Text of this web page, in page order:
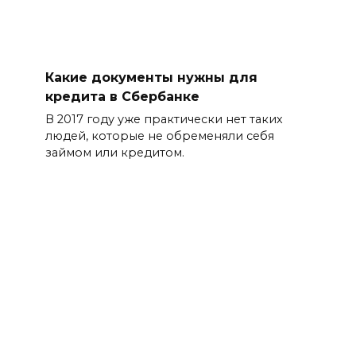
Какие документы нужны для
кредита в Сбербанке
В 2017 году уже практически нет таких
людей, которые не обременяли себя
займом или кредитом.